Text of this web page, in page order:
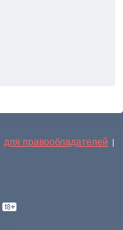
для правообладателей |